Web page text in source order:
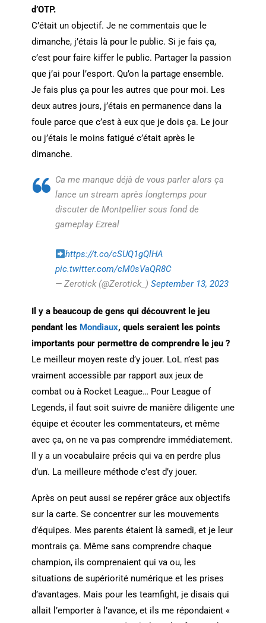
d’OTP.
C’était un objectif. Je ne commentais que le
dimanche, j’étais là pour le public. Si je fais ça,
c’est pour faire kiffer le public. Partager la passion
que j’ai pour l’esport. Qu’on la partage ensemble.
Je fais plus ça pour les autres que pour moi. Les
deux autres jours, j’étais en permanence dans la
foule parce que c’est à eux que je dois ça. Le jour
ou j’étais le moins fatigué c’était après le
dimanche.
Ca me manque déjà de vous parler alors ça
lance un stream après longtemps pour
discuter de Montpellier sous fond de
gameplay Ezreal
https://t.co/cSUQ1gQlHA
pic.twitter.com/cM0sVaQR8C
— Zerotick (@Zerotick_) September 13, 2023
Il y a beaucoup de gens qui découvrent le jeu
pendant les Mondiaux, quels seraient les points
importants pour permettre de comprendre le jeu ?
Le meilleur moyen reste d’y jouer. LoL n’est pas
vraiment accessible par rapport aux jeux de
combat ou à Rocket League… Pour League of
Legends, il faut soit suivre de manière diligente une
équipe et écouter les commentateurs, et même
avec ça, on ne va pas comprendre immédiatement.
Il y a un vocabulaire précis qui va en perdre plus
d’un. La meilleure méthode c’est d’y jouer.
Après on peut aussi se repérer grâce aux objectifs
sur la carte. Se concentrer sur les mouvements
d’équipes. Mes parents étaient là samedi, et je leur
montrais ça. Même sans comprendre chaque
champion, ils comprenaient qui va ou, les
situations de supériorité numérique et les prises
d’avantages. Mais pour les teamfight, je disais qui
allait l’emporter à l’avance, et ils me répondaient «